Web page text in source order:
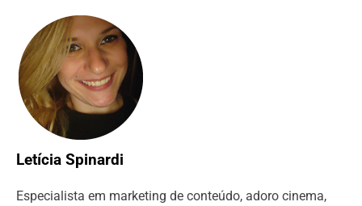
Letícia Spinardi
Especialista em marketing de conteúdo, adoro cinema,